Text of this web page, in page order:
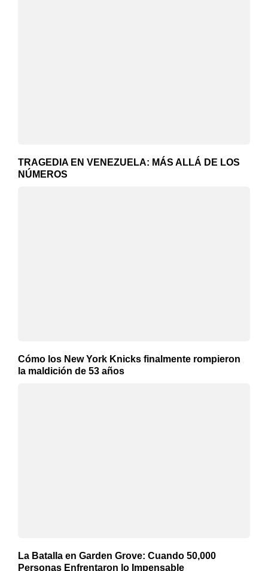
TRAGEDIA EN VENEZUELA: MÁS ALLÁ DE LOS
NÚMEROS
Cómo los New York Knicks finalmente rompieron
la maldición de 53 años
La Batalla en Garden Grove: Cuando 50,000
Personas Enfrentaron lo Impensable